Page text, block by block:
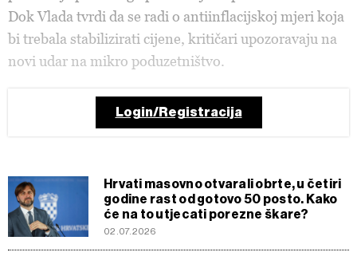
Dok Vlada tvrdi da se radi o antiinflacijskoj mjeri koja
bi trebala stabilizirati cijene, kritičari upozoravaju na
novi udar na mikro poduzetništvo.
Login/Registracija
Hrvati masovno otvarali obrte, u četiri
godine rast od gotovo 50 posto. Kako
će na to utjecati porezne škare?
02.07.2026